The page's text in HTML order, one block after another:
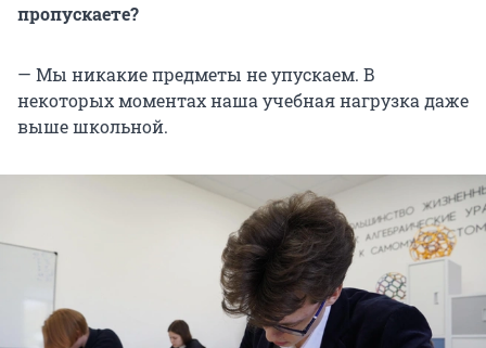
пропускаете?
— Мы никакие предметы не упускаем. В
некоторых моментах наша учебная нагрузка даже
выше школьной.